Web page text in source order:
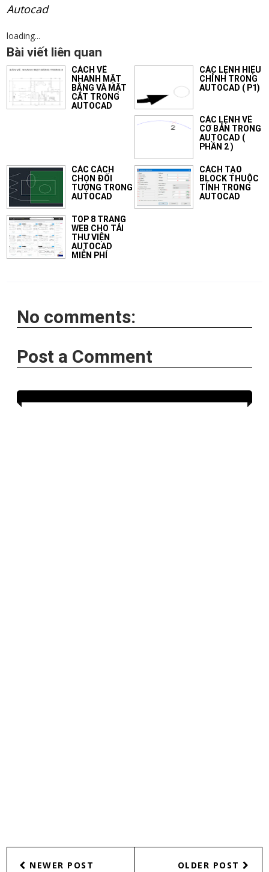
Autocad
loading...
Bài viết liên quan
CÁCH VẼ
NHANH MẶT
BẰNG VÀ MẶT
CẮT TRONG
AUTOCAD
CÁC LỆNH HIỆU
CHỈNH TRONG
AUTOCAD ( P1)
CÁC LỆNH VẼ
CƠ BẢN TRONG
AUTOCAD (
PHẦN 2 )
CÁC CÁCH
CHỌN ĐỐI
TƯỢNG TRONG
AUTOCAD
CÁCH TẠO
BLOCK THUỘC
TÍNH TRONG
AUTOCAD
TOP 8 TRANG
WEB CHO TẢI
THƯ VIỆN
AUTOCAD
MIỄN PHÍ
No comments:
Post a Comment
NEWER POST OLDER POST